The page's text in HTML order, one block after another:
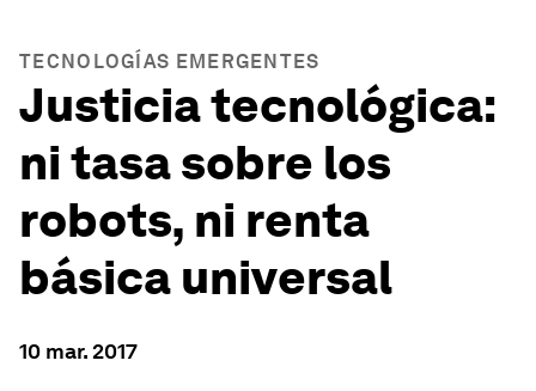
TECNOLOGÍAS EMERGENTES
Justicia tecnológica:
ni tasa sobre los
robots, ni renta
básica universal
10 mar. 2017